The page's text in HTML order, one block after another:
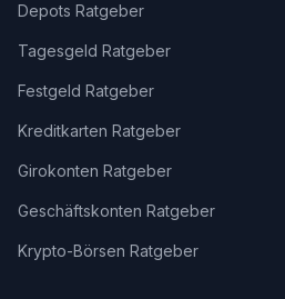
Depots Ratgeber
Tagesgeld Ratgeber
Festgeld Ratgeber
Kreditkarten Ratgeber
Girokonten Ratgeber
Geschäftskonten Ratgeber
Krypto-Börsen Ratgeber